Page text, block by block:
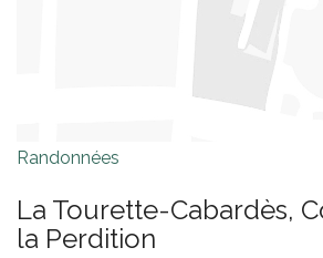
Randonnées
La Tourette-Cabardès,
la Perdition